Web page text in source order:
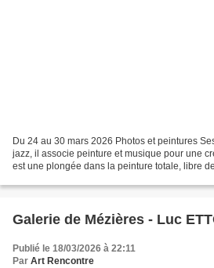
Du 24 au 30 mars 2026 Photos et peintures
jazz, il associe peinture et musique pour une
est une plongée dans la peinture totale, libre
Galerie de Mézières - Luc
Publié le 18/03/2026 à 22:11
Par Art Rencontre